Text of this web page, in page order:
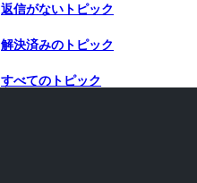
返信がないトピック
解決済みのトピック
すべてのトピック